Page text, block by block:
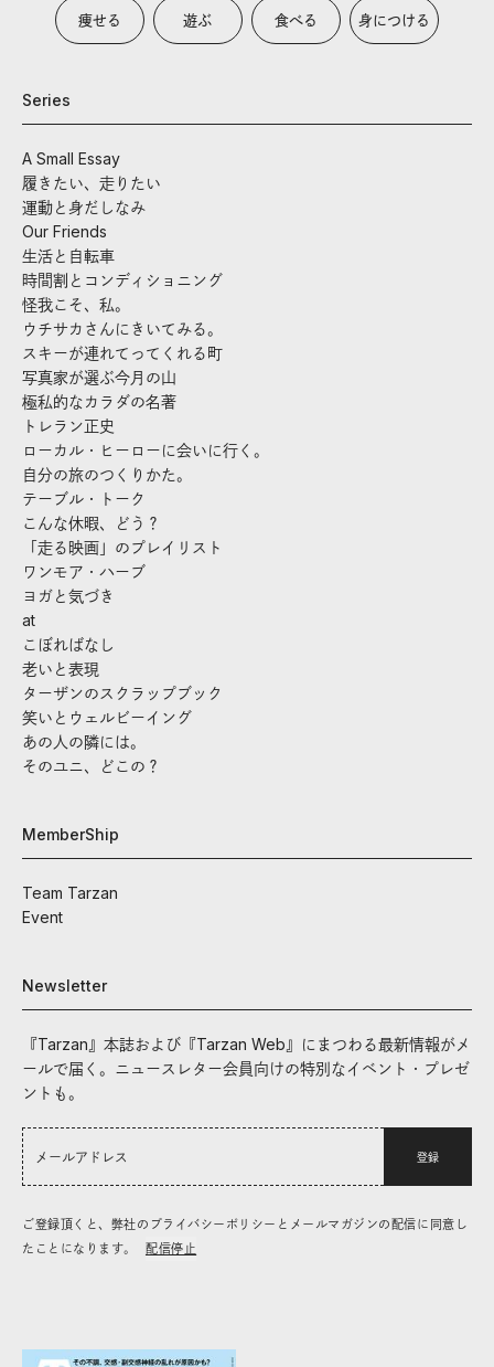
痩せる 遊ぶ 食べる 身につける
Series
A Small Essay
履きたい、走りたい
運動と身だしなみ
Our Friends
生活と自転車
時間割とコンディショニング
怪我こそ、私。
ウチサカさんにきいてみる。
スキーが連れてってくれる町
写真家が選ぶ今月の山
極私的なカラダの名著
トレラン正史
ローカル・ヒーローに会いに行く。
自分の旅のつくりかた。
テーブル・トーク
こんな休暇、どう？
「走る映画」のプレイリスト
ワンモア・ハーブ
ヨガと気づき
at
こぼればなし
老いと表現
ターザンのスクラップブック
笑いとウェルビーイング
あの人の隣には。
そのユニ、どこの？
MemberShip
Team Tarzan
Event
Newsletter
『Tarzan』本誌および『Tarzan Web』にまつわる最新情報がメ
ールで届く。ニュースレター会員向けの特別なイベント・プレゼ
ントも。
登録
ご登録頂くと、弊社のプライバシーポリシーとメールマガジンの配信に同意し
たことになります。
配信停止